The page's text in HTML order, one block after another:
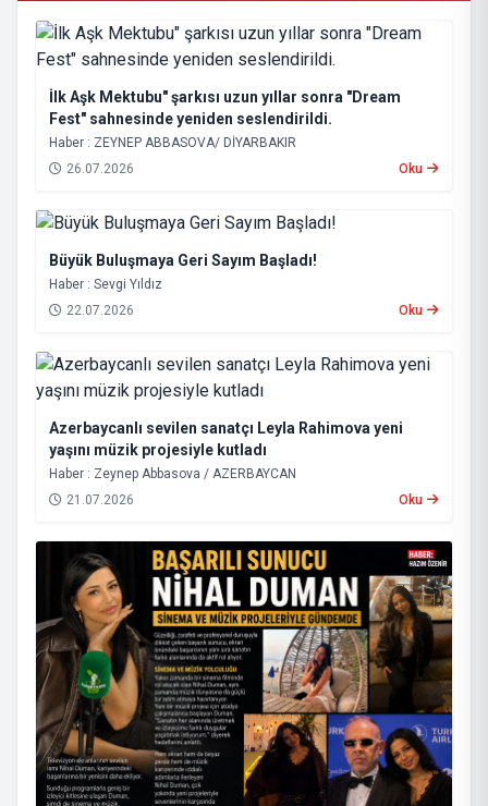
İlk Aşk Mektubu" şarkısı uzun yıllar sonra "Dream
Fest" sahnesinde yeniden seslendirildi.
Haber : ZEYNEP ABBASOVA/ DİYARBAKIR
26.07.2026
Oku
Büyük Buluşmaya Geri Sayım Başladı!
Haber : Sevgi Yıldız
22.07.2026
Oku
Azerbaycanlı sevilen sanatçı Leyla Rahimova yeni
yaşını müzik projesiyle kutladı
Haber : Zeynep Abbasova / AZERBAYCAN
21.07.2026
Oku